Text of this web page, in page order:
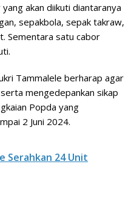
akan diikuti diantaranya
sepakbola, sepak takraw,
Sementara satu cabor
Tammalele berharap agar
mengedepankan sikap
Popda yang
2 Juni 2024.
Serahkan 24 Unit